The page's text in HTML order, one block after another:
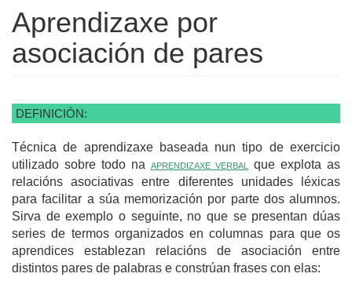
Aprendizaxe por
asociación de pares
DEFINICIÓN:
Técnica de aprendizaxe baseada nun tipo de exercicio
utilizado sobre todo na aprendizaxe verbal
que explota as
relacións asociativas entre diferentes unidades léxicas
para facilitar a súa memorización por parte dos alumnos.
Sirva de exemplo o seguinte, no que se presentan dúas
series de termos organizados en columnas para que os
aprendices establezan relacións de asociación entre
distintos pares de palabras e constrúan frases con elas: